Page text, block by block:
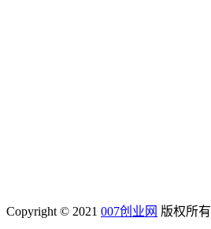
Copyright © 2021 007创业网 版权所有